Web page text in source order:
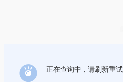
正在查询中，请刷新重试